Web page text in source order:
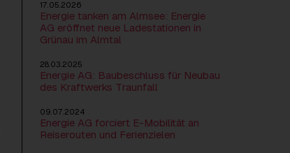
17.05.2026
Energie tanken am Almsee: Energie
AG eröffnet neue Ladestationen in
Grünau im Almtal
28.03.2025
Energie AG: Baubeschluss für Neubau
des Kraftwerks Traunfall
09.07.2024
Energie AG forciert E-Mobilität an
Reiserouten und Ferienzielen